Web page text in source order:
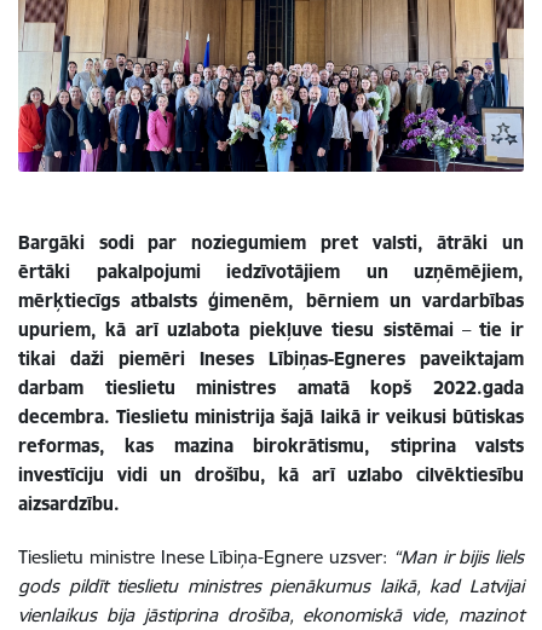
Bargāki sodi par noziegumiem pret valsti, ātrāki un
ērtāki pakalpojumi iedzīvotājiem un uzņēmējiem,
mērķtiecīgs atbalsts ģimenēm, bērniem un vardarbības
upuriem, kā arī uzlabota piekļuve tiesu sistēmai– tie ir
tikai daži piemēri Ineses Lībiņas-Egneres paveiktajam
darbam tieslietu ministres amatā kopš 2022.gada
decembra. Tieslietu ministrija šajā laikā ir veikusi būtiskas
reformas, kas mazina birokrātismu, stiprina valsts
investīciju vidi un drošību, kā arī uzlabo cilvēktiesību
aizsardzību.
Tieslietu ministre Inese Lībiņa-Egnere uzsver: “Man ir bijis liels
gods pildīt tieslietu ministres pienākumus laikā, kad Latvijai
vienlaikus bija jāstiprina drošība, ekonomiskā vide, mazinot